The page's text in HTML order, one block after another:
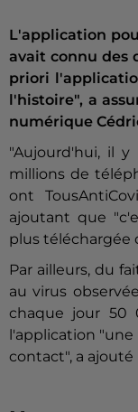
L'application
avait connu des
priori
l'histoire", a
numérique
"Aujourd'hui, il
millions de
ont
ajoutant que
plus téléchargée
Par ailleurs, du
au virus
chaque jour 50
l'application
contact", a